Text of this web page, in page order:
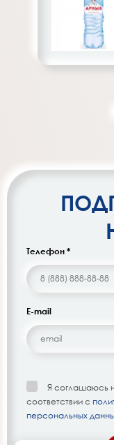
Телефон *
E-mail
Я соглашаюсь
соответствии с
персональных